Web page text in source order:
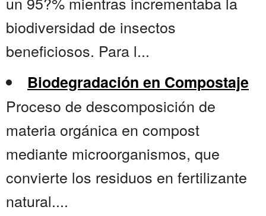
biodiversidad de insectos
beneficiosos. Para l...
Biodegradación en Compostaje
Proceso de descomposición de
materia orgánica en compost
mediante microorganismos, que
convierte los residuos en fertilizante
natural....